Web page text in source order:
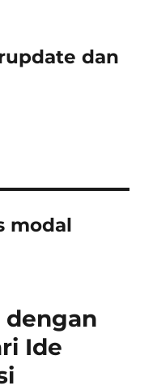
dan
modal
dengan
Ide